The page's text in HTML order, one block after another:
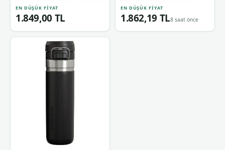
EN DÜŞÜK FIYAT
1.849,00 TL
EN DÜŞÜK FIYAT
1.862,19 TL8 saat önce